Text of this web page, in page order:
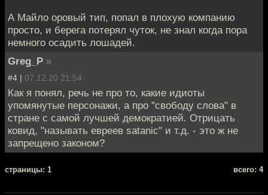
А Майло оровый тип, попал в плохую компанию
просто, и берега потерял чуток, не знал когда пора
немного осадить лошадей.
Greg_P »
#4 | 07.12.20 21:54
Как я понял, речь не про то, какие идиоты
упомянутые персонажи, а про "свободу слова" в
стране с самой лучшей демократией. Отрицать
ковид, "называть евреев satanic" и т.д. - это ж не
запрещено законом?
cтраницы: 1 всего: 4